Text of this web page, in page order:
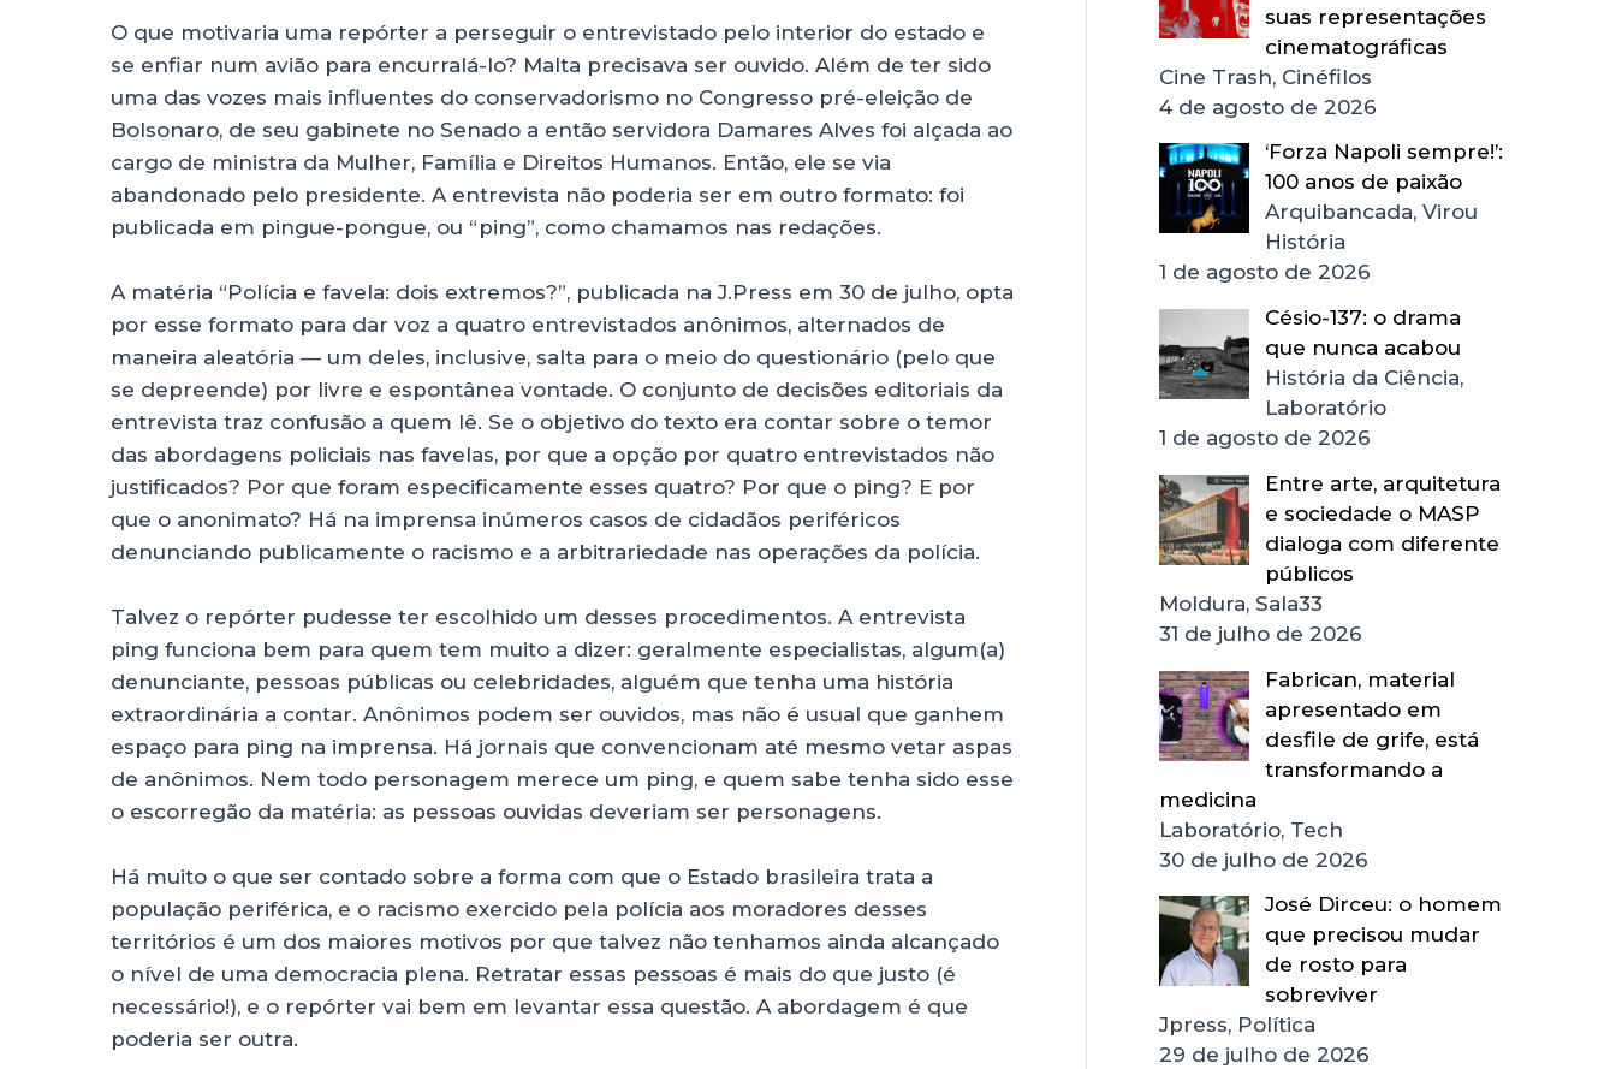
O que motivaria uma repórter a perseguir o entrevistado pelo interior do estado e
se enfiar num avião para encurralá-lo? Malta precisava ser ouvido. Além de ter sido
uma das vozes mais influentes do conservadorismo no Congresso pré-eleição de
Bolsonaro, de seu gabinete no Senado a então servidora Damares Alves foi alçada ao
cargo de ministra da Mulher, Família e Direitos Humanos. Então, ele se via
abandonado pelo presidente. A entrevista não poderia ser em outro formato: foi
publicada em pingue-pongue, ou “ping”, como chamamos nas redações.
A matéria “Polícia e favela: dois extremos?”, publicada na J.Press em 30 de julho, opta
por esse formato para dar voz a quatro entrevistados anônimos, alternados de
maneira aleatória — um deles, inclusive, salta para o meio do questionário (pelo que
se depreende) por livre e espontânea vontade. O conjunto de decisões editoriais da
entrevista traz confusão a quem lê. Se o objetivo do texto era contar sobre o temor
das abordagens policiais nas favelas, por que a opção por quatro entrevistados não
justificados? Por que foram especificamente esses quatro? Por que o ping? E por
que o anonimato? Há na imprensa inúmeros casos de cidadãos periféricos
denunciando publicamente o racismo e a arbitrariedade nas operações da polícia.
Talvez o repórter pudesse ter escolhido um desses procedimentos. A entrevista
ping funciona bem para quem tem muito a dizer: geralmente especialistas, algum(a)
denunciante, pessoas públicas ou celebridades, alguém que tenha uma história
extraordinária a contar. Anônimos podem ser ouvidos, mas não é usual que ganhem
espaço para ping na imprensa. Há jornais que convencionam até mesmo vetar aspas
de anônimos. Nem todo personagem merece um ping, e quem sabe tenha sido esse
o escorregão da matéria: as pessoas ouvidas deveriam ser personagens.
Há muito o que ser contado sobre a forma com que o Estado brasileira trata a
população periférica, e o racismo exercido pela polícia aos moradores desses
territórios é um dos maiores motivos por que talvez não tenhamos ainda alcançado
o nível de uma democracia plena. Retratar essas pessoas é mais do que justo (é
necessário!), e o repórter vai bem em levantar essa questão. A abordagem é que
poderia ser outra.
suas representações
cinematográficas
Cine Trash, Cinéfilos
4 de agosto de 2026
‘Forza Napoli sempre!’:
100 anos de paixão
Arquibancada, Virou
História
1 de agosto de 2026
Césio-137: o drama
que nunca acabou
História da Ciência,
Laboratório
1 de agosto de 2026
Entre arte, arquitetura
e sociedade o MASP
dialoga com diferente
públicos
Moldura, Sala33
31 de julho de 2026
Fabrican, material
apresentado em
desfile de grife, está
transformando a
medicina
Laboratório, Tech
30 de julho de 2026
José Dirceu: o homem
que precisou mudar
de rosto para
sobreviver
Jpress, Política
29 de julho de 2026